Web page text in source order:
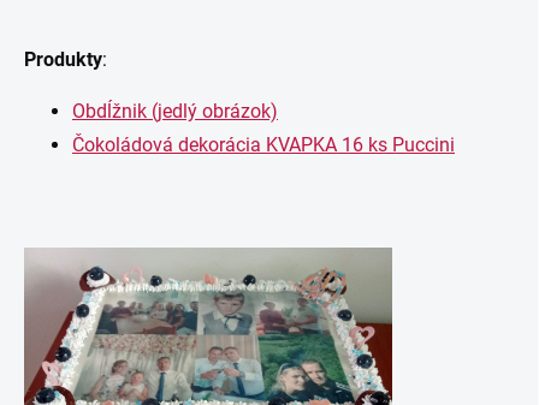
Produkty:
Obdĺžnik (jedlý obrázok)
Čokoládová dekorácia KVAPKA 16 ks Puccini